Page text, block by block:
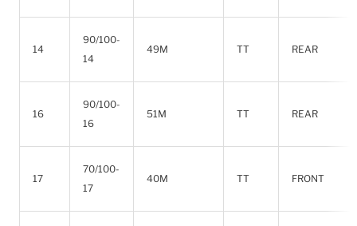
14
90/100-
14
49M TT REAR
16
90/100-
16
51M TT REAR
17
70/100-
17
40M TT FRONT